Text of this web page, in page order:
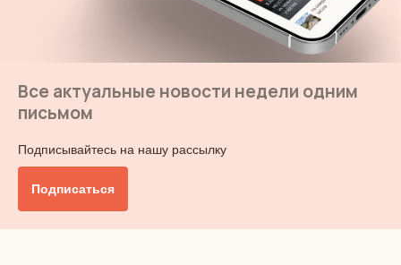
Все актуальные новости недели одним
письмом
Подписывайтесь на нашу рассылку
Подписаться